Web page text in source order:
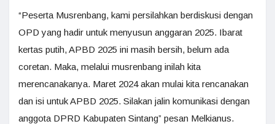
“Peserta Musrenbang, kami persilahkan berdiskusi dengan
OPD yang hadir untuk menyusun anggaran 2025. Ibarat
kertas putih, APBD 2025 ini masih bersih, belum ada
coretan. Maka, melalui musrenbang inilah kita
merencanakanya. Maret 2024 akan mulai kita rencanakan
dan isi untuk APBD 2025. Silakan jalin komunikasi dengan
anggota DPRD Kabupaten Sintang” pesan Melkianus.